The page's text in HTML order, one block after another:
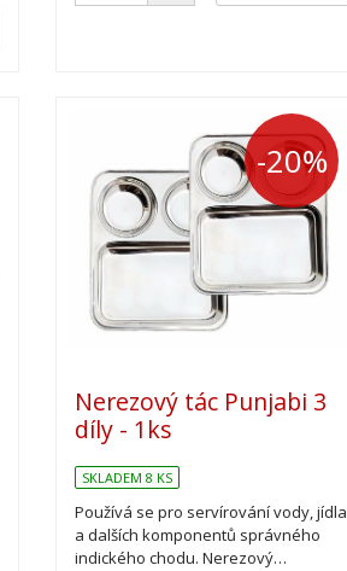
-20%
Nerezový tác Punjabi 3
díly - 1ks
SKLADEM 8 KS
Používá se pro servírování vody, jídla
a dalších komponentů správného
indického chodu. Nerezový…